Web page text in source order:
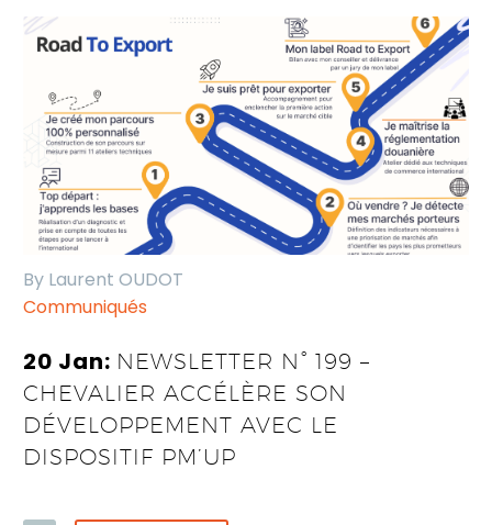
By Laurent OUDOT
Communiqués
20 Jan: NEWSLETTER N° 199 –
CHEVALIER ACCÉLÈRE SON
DÉVELOPPEMENT AVEC LE
DISPOSITIF PM’UP